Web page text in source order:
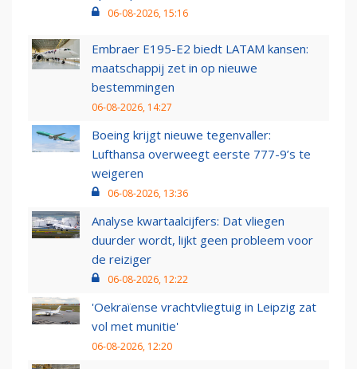
06-08-2026, 15:16
Embraer E195-E2 biedt LATAM kansen:
maatschappij zet in op nieuwe
bestemmingen
06-08-2026, 14:27
Boeing krijgt nieuwe tegenvaller:
Lufthansa overweegt eerste 777-9’s te
weigeren
06-08-2026, 13:36
Analyse kwartaalcijfers: Dat vliegen
duurder wordt, lijkt geen probleem voor
de reiziger
06-08-2026, 12:22
'Oekraïense vrachtvliegtuig in Leipzig zat
vol met munitie'
06-08-2026, 12:20